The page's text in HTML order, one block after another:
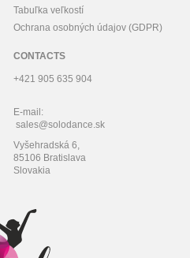
Tabuľka veľkostí
Ochrana osobných údajov (GDPR)
CONTACTS
+421 905 635 904
E-mail:
sales@solodance.sk
Vyšehradská 6,
85106 Bratislava
Slovakia